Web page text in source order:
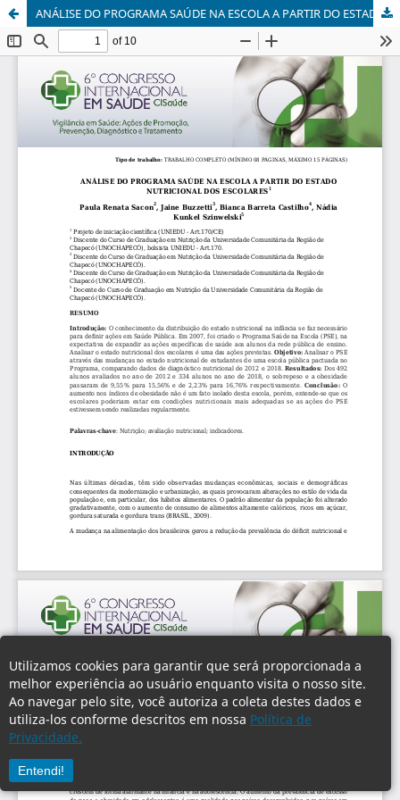
Utilizamos cookies para garantir que será proporcionada a
melhor experiência ao usuário enquanto visita o nosso site.
Ao navegar pelo site, você autoriza a coleta destes dados e
utiliza-los conforme descritos em nossa Política de
Privacidade.
Entendi!
ANÁLISE DO PROGRAMA SAÚDE NA ESCOLA A PARTIR DO ESTADO NUTRICIONAL DOS ESCOLARES